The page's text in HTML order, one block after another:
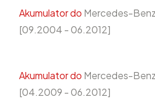
Akumulator do Mercedes-
[09.2004 - 06.2012]
Akumulator do Mercedes-Benz
[04.2009 - 06.2012]